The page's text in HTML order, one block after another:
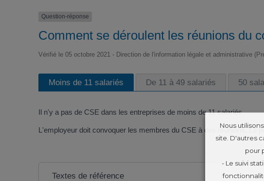
Question-réponse
Comment se déroulent les réunions du
Vérifié le 05 octobre 2021 - Direction de l'information légale et administrative
Moins de 11 salariés De 11 à 49 salariés 50
Il n'y a pas de CSE dans les entreprises de moins de 11 salariés.
L'employeur doit convoquer les membres du CSE à des réunions. La
Textes de référence
Nous
site. D'autres
pour
- Le suivi